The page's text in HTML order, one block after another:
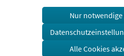
einem
Tab)
Nur notwendige
Alle Cookies